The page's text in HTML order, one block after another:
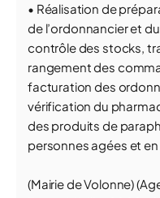
• Réalisation de
de l’ordonnancier et
contrôle des stocks,
rangement des
facturation des
vérification du
des produits de
personnes agées et
(Mairie de Volonne)